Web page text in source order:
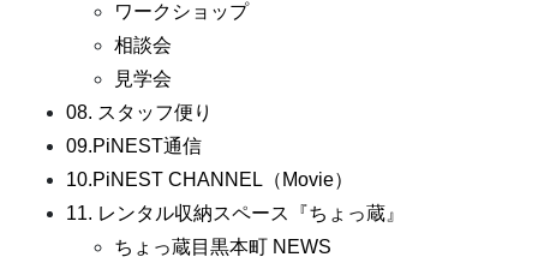
ワークショップ
相談会
見学会
08. スタッフ便り
09.PiNEST通信
10.PiNEST CHANNEL（Movie）
11. レンタル収納スペース『ちょっ蔵』
ちょっ蔵目黒本町 NEWS